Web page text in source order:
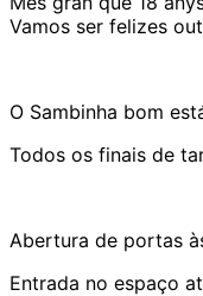
Vamos ser felizes
O Sambinha bom
Todos os finais de
Abertura de portas
Entrada no espaço